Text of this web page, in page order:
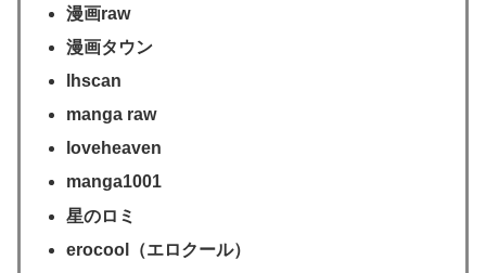
漫画raw
漫画タウン
lhscan
manga raw
loveheaven
manga1001
星のロミ
erocool（エロクール）